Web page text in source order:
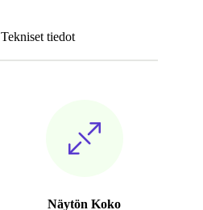
Tekniset tiedot
Näytön Koko